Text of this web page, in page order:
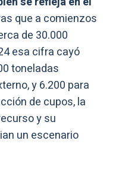
que a comienzos
de 30.000
esa cifra cayó
toneladas
y 6.200 para
de cupos, la
y su
un escenario